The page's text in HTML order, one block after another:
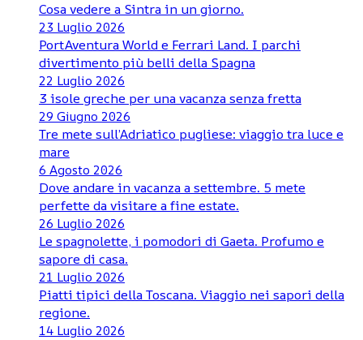
Cosa vedere a Sintra in un giorno.
23 Luglio 2026
PortAventura World e Ferrari Land. I parchi
divertimento più belli della Spagna
22 Luglio 2026
3 isole greche per una vacanza senza fretta
29 Giugno 2026
Tre mete sull’Adriatico pugliese: viaggio tra luce e
mare
6 Agosto 2026
Dove andare in vacanza a settembre. 5 mete
perfette da visitare a fine estate.
26 Luglio 2026
Le spagnolette, i pomodori di Gaeta. Profumo e
sapore di casa.
21 Luglio 2026
Piatti tipici della Toscana. Viaggio nei sapori della
regione.
14 Luglio 2026